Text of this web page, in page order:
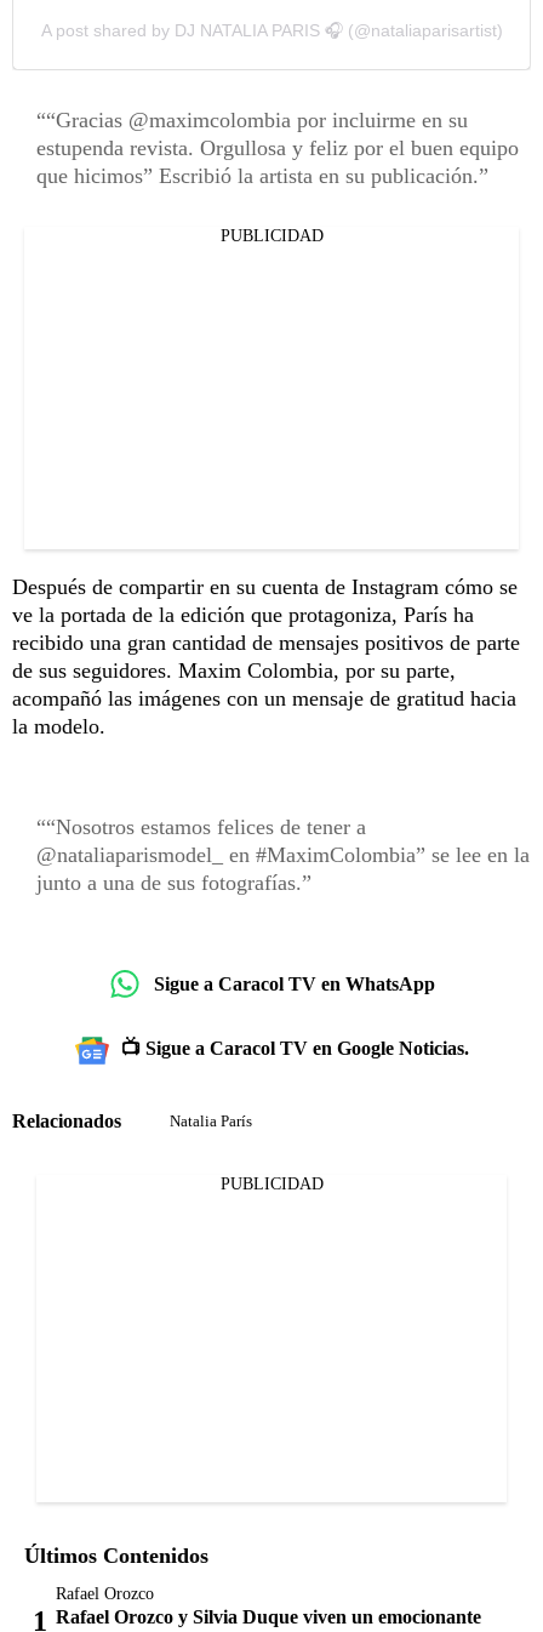
A post shared by DJ NATALIA PARIS 🎧 (@nataliaparisartist)
“Gracias @maximcolombia por incluirme en su
estupenda revista. Orgullosa y feliz por el buen equipo
que hicimos” Escribió la artista en su publicación.
PUBLICIDAD
Después de compartir en su cuenta de Instagram cómo se
ve la portada de la edición que protagoniza, París ha
recibido una gran cantidad de mensajes positivos de parte
de sus seguidores. Maxim Colombia, por su parte,
acompañó las imágenes con un mensaje de gratitud hacia
la modelo.
“Nosotros estamos felices de tener a
@nataliaparismodel_ en #MaximColombia” se lee en la
junto a una de sus fotografías.
Sigue a Caracol TV en WhatsApp
📺 Sigue a Caracol TV en Google Noticias.
Relacionados Natalia París
PUBLICIDAD
Últimos Contenidos
Rafael Orozco
Rafael Orozco y Silvia Duque viven un emocionante